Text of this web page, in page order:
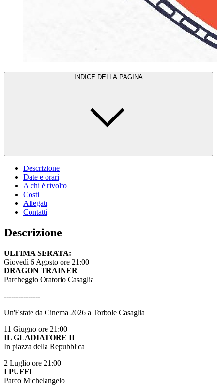
INDICE DELLA PAGINA
Descrizione
Date e orari
A chi è rivolto
Costi
Allegati
Contatti
Descrizione
ULTIMA SERATA:
Giovedì 6 Agosto ore 21:00
DRAGON TRAINER
Parcheggio Oratorio Casaglia
---------------
Un'Estate da Cinema 2026 a Torbole Casaglia
11 Giugno ore 21:00
IL GLADIATORE II
In piazza della Repubblica
2 Luglio ore 21:00
I PUFFI
Parco Michelangelo